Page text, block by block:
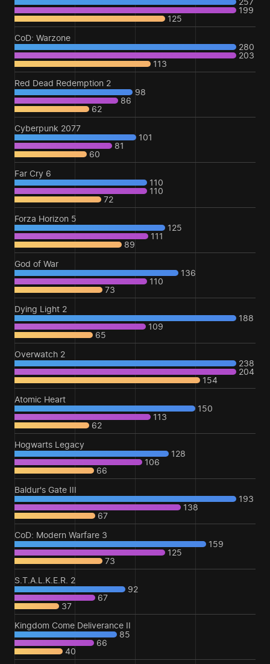
199
125
CoD: Warzone
280
203
113
Red Dead Redemption 2
98
86
62
Cyberpunk 2077
101
81
60
Far Cry 6
110
110
72
Forza Horizon 5
125
111
89
God of War
136
110
73
Dying Light 2
188
109
65
Overwatch 2
238
204
154
Atomic Heart
150
113
62
Hogwarts Legacy
128
106
66
Baldur's Gate III
193
138
67
CoD: Modern Warfare 3
159
125
73
S.T.A.L.K.E.R. 2
92
67
37
Kingdom Come Deliverance II
85
66
40